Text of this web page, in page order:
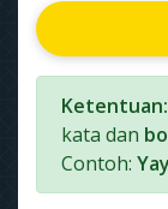
Ketentuan:
kata dan
Contoh: